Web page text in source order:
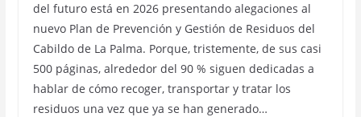
del futuro está en 2026 presentando alegaciones al
nuevo Plan de Prevención y Gestión de Residuos del
Cabildo de La Palma. Porque, tristemente, de sus casi
500 páginas, alrededor del 90 % siguen dedicadas a
hablar de cómo recoger, transportar y tratar los
residuos una vez que ya se han generado…